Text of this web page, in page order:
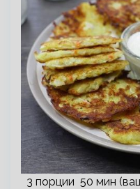
3 порции 50 мин